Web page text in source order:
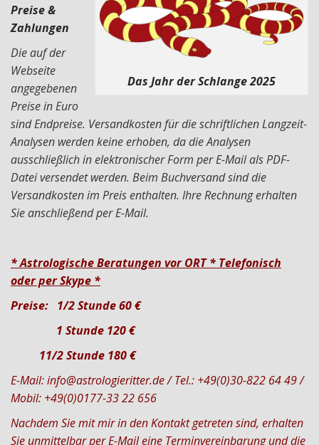
Das Jahr der Schlange 2025
Preise &
Zahlungen
Die auf der
Webseite
angegebenen
Preise in Euro
sind Endpreise. Versandkosten für die schriftlichen Langzeit-
Analysen werden keine erhoben, da die Analysen
ausschließlich in elektronischer Form per E-Mail als PDF-
Datei versendet werden. Beim Buchversand sind die
Versandkosten im Preis enthalten. Ihre Rechnung erhalten
Sie anschließend per E-Mail.
* Astrologische Beratungen vor ORT* Telefonisch
oder per Skype *
Preise: 1/2 Stunde 60 €
1 Stunde 120 €
11/2 Stunde 180 €
E-Mail: info@astrologieritter.de / Tel.: +49(0)30-822 64 49 /
Mobil: +49(0)0177-33 22 656
Nachdem Sie mit mir in den Kontakt getreten sind, erhalten
Sie unmittelbar per E-Mail eine Terminvereinbarung und die